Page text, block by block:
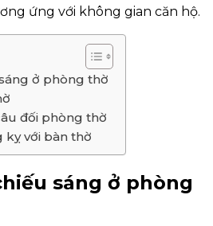
ứng với không gian căn hộ.
ở phòng thờ
đối phòng thờ
kỵ với bàn thờ
sáng ở phòng